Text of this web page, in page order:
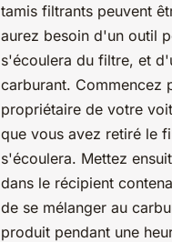
tamis filtrants peuvent
aurez besoin d'un outil
s'écoulera du filtre, et
carburant. Commencez
propriétaire de votre
que vous avez retiré le
s'écoulera. Mettez
dans le récipient
de se mélanger au
produit pendant une